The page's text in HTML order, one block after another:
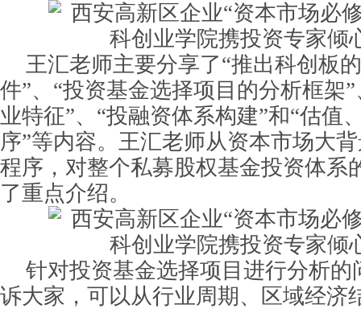
王汇老师主要分享了“推出科创板
件”、“投资基金选择项目的分析框架
业特征”、“投融资体系构建”和“估值
序”等内容。王汇老师从资本市场大
程序，对整个私募股权基金投资体系
了重点介绍。
针对投资基金选择项目进行分析的
诉大家，可以从行业周期、区域经济